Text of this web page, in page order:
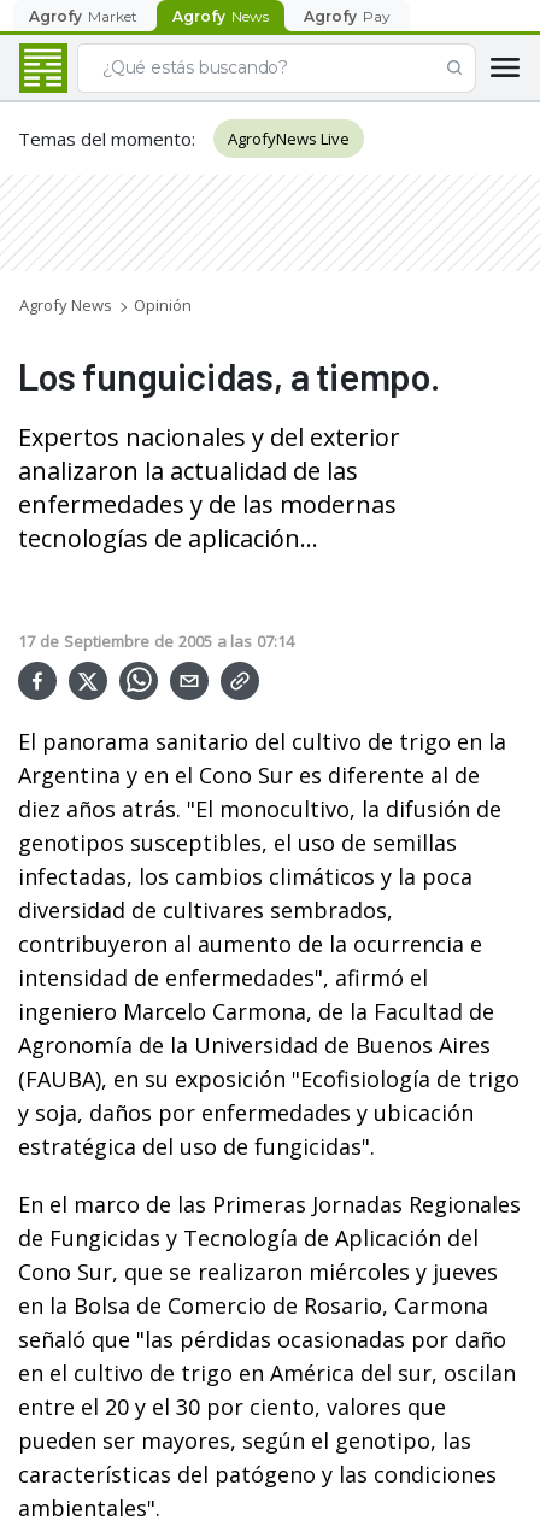
Agrofy Market Agrofy News Agrofy Pay
Temas del momento: AgrofyNews Live
Agrofy News Opinión
Los funguicidas, a tiempo.
Expertos nacionales y del exterior
analizaron la actualidad de las
enfermedades y de las modernas
tecnologías de aplicación...
17 de Septiembre de 2005 a las 07:14
El panorama sanitario del cultivo de trigo en la
Argentina y en el Cono Sur es diferente al de
diez años atrás. "El monocultivo, la difusión de
genotipos susceptibles, el uso de semillas
infectadas, los cambios climáticos y la poca
diversidad de cultivares sembrados,
contribuyeron al aumento de la ocurrencia e
intensidad de enfermedades", afirmó el
ingeniero Marcelo Carmona, de la Facultad de
Agronomía de la Universidad de Buenos Aires
(FAUBA), en su exposición "Ecofisiología de trigo
y soja, daños por enfermedades y ubicación
estratégica del uso de fungicidas".
En el marco de las Primeras Jornadas Regionales
de Fungicidas y Tecnología de Aplicación del
Cono Sur, que se realizaron miércoles y jueves
en la Bolsa de Comercio de Rosario, Carmona
señaló que "las pérdidas ocasionadas por daño
en el cultivo de trigo en América del sur, oscilan
entre el 20 y el 30 por ciento, valores que
pueden ser mayores, según el genotipo, las
características del patógeno y las condiciones
ambientales".